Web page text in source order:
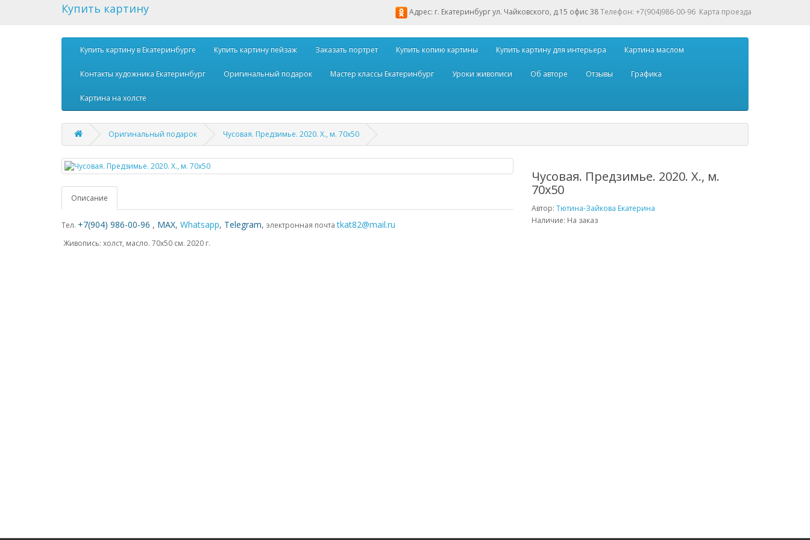
Купить картину Адрес: г. Екатеринбург ул. Чайковского, д.15 офис 38Телефон: +7(904)986-00-96 Карта проезда
Купить картину в Екатеринбурге Купить картину пейзаж Заказать портрет Купить копию картины Купить картину для интерьера Картина маслом
Контакты художника Екатеринбург Оригинальный подарок Мастер классы Екатеринбург Уроки живописи Об авторе Отзывы Графика
Картина на холсте
Оригинальный подарок Чусовая. Предзимье. 2020. Х., м. 70х50
Описание
Тел. +7(904) 986-00-96 , MAX, Whatsapp, Telegram, электронная почтаtkat82@mail.ru
Живопись: холст, масло. 70х50 см. 2020 г.
Чусовая. Предзимье. 2020. Х., м.
70х50
Автор: Тютина-Зайкова Екатерина
Наличие: На заказ